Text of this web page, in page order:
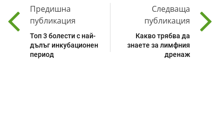
Предишна
публикация
Топ 3 болести с най-
дълъг инкубационен
период
Следваща
публикация
Какво трябва да
знаете за лимфния
дренаж